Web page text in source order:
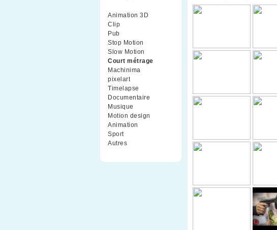
Animation 3D
Clip
Pub
Stop Motion
Slow Motion
Court métrage
Machinima
pixelart(10)
Timelapse
Documentaire
Musique
Motion design
Animation
Sport(2)
Autres